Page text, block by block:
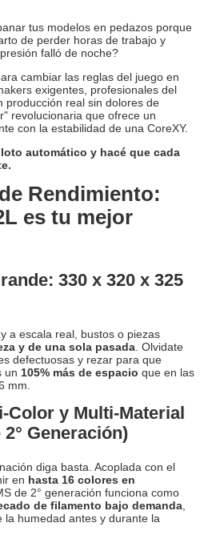
tus modelos en pedazos porque
de perder horas de trabajo y
falló de noche?
cambiar las reglas del juego en
exigentes, profesionales del
producción real sin dolores de
revolucionaria que ofrece un
con la estabilidad de una CoreXY.
automático y hacé que cada
Rendimiento:
es tu mejor
330 x 320 x 325
a escala real, bustos o piezas
y de una sola pasada . Olvidate
defectuosas y rezar para que
un 105% más de espacio que en las
mm.
Color y Multi-Material
Generación)
diga basta. Acoplada con el
en hasta 16 colores en
de 2° generación funciona como
de filamento bajo demanda
la humedad antes y durante la